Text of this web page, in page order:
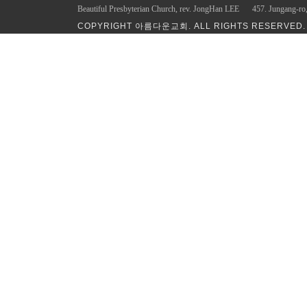
Beautiful Presbyterian Church, rev. JongHan LEE
457. Jungang-
COPYRIGHT 아름다운교회. ALL RIGHTS RESERVED.